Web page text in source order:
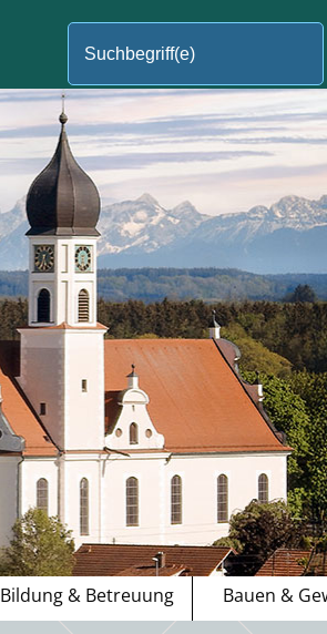
Bildung & Betreuung Bauen &